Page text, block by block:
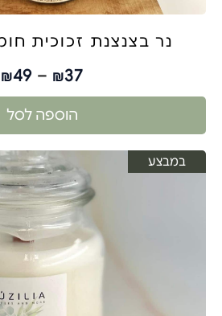
נר בצנצנת זכוכית חומה |
₪37
–
₪49
הוספה לסל
במבצע